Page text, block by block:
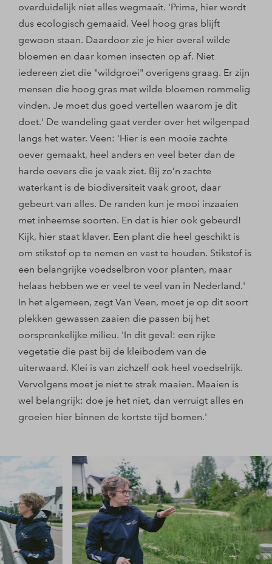
overduidelijk niet alles wegmaait. 'Prima, hier wordt
dus ecologisch gemaaid. Veel hoog gras blijft
gewoon staan. Daardoor zie je hier overal wilde
bloemen en daar komen insecten op af. Niet
iedereen ziet die "wildgroei" overigens graag. Er zijn
mensen die hoog gras met wilde bloemen rommelig
vinden. Je moet dus goed vertellen waarom je dit
doet.' De wandeling gaat verder over het wilgenpad
langs het water. Veen: 'Hier is een mooie zachte
oever gemaakt, heel anders en veel beter dan de
harde oevers die je vaak ziet. Bij zo’n zachte
waterkant is de biodiversiteit vaak groot, daar
gebeurt van alles. De randen kun je mooi inzaaien
met inheemse soorten. En dat is hier ook gebeurd!
Kijk, hier staat klaver. Een plant die heel geschikt is
om stikstof op te nemen en vast te houden. Stikstof is
een belangrijke voedselbron voor planten, maar
helaas hebben we er veel te veel van in Nederland.'
In het algemeen, zegt Van Veen, moet je op dit soort
plekken gewassen zaaien die passen bij het
oorspronkelijke milieu. 'In dit geval: een rijke
vegetatie die past bij de kleibodem van de
uiterwaard. Klei is van zichzelf ook heel voedselrijk.
Vervolgens moet je niet te strak maaien. Maaien is
wel belangrijk: doe je het niet, dan verruigt alles en
groeien hier binnen de kortste tijd bomen.'